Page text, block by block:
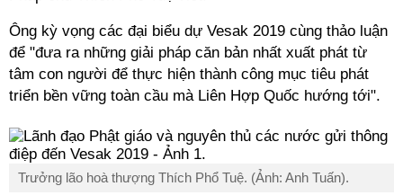
Ông kỳ vọng các đại biểu dự Vesak 2019 cùng thảo luận
để "đưa ra những giải pháp căn bản nhất xuất phát từ
tâm con người để thực hiện thành công mục tiêu phát
triển bền vững toàn cầu mà Liên Hợp Quốc hướng tới".
Trưởng lão hoà thượng Thích Phổ Tuệ. (Ảnh: Anh Tuấn).